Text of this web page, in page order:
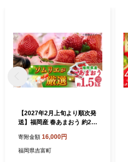
【2027年2月上旬より順次発
送】福岡産 春あまおう 約25
ーツ株式会社 [BGAG026] い
ちご あまおう 苺 イチゴ 果物
寄附金額 16,000円
福岡県吉富町